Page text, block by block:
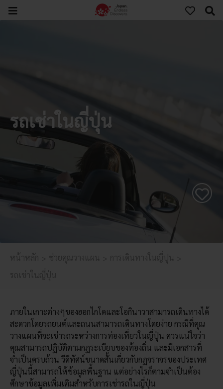
รถเช่าในญี่ปุ่น
ภายในเกาะต่างๆของฮอกไกโดและโอกินาวาสามารถเดินทางได้
สะดวกโดยรถยนต์และถนนสามารถเดินทางโดยง่าย กรณีที่คุณ
วางแผนที่จะเช่ารถระหว่างการท่องเที่ยวในญี่ปุ่น ควรแน่ใจว่า
คุณสามารถปฏิบัติตามกฏระเบียบของท้องถิ่น และมีเอกสารที่
จำเป็นครบถ้วน วีดีทัศน์ขนาดสั้นเกี่ยวกับกฏจราจรของประเทศ
ญี่ปุ่นนี้สามารถให้ข้อมูลพื้นฐาน แต่อย่างไรก็ตามจำเป็นต้อง
ศึกษาข้อมูลเพิ่มเติมสำหรับการเช่ารถในญี่ปุ่น